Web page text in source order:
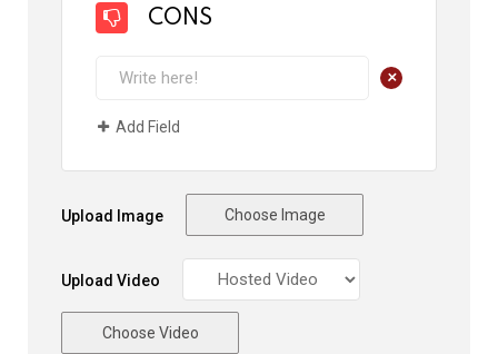
CONS
+
Add Field
Upload Image Choose Image
Upload Video
Choose Video